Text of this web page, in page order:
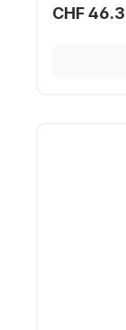
CHF